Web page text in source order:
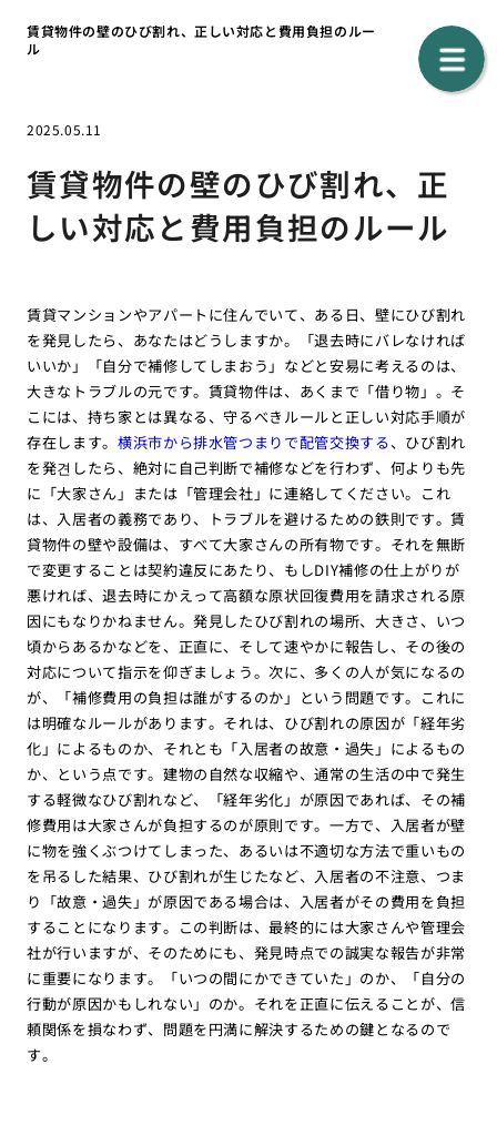
賃貸物件の壁のひび割れ、正しい対応と費用負担のルー
ル
2025.05.11
賃貸物件の壁のひび割れ、正
しい対応と費用負担のルール
賃貸マンションやアパートに住んでいて、ある日、壁にひび割れ
を発見したら、あなたはどうしますか。「退去時にバレなければ
いいか」「自分で補修してしまおう」などと安易に考えるのは、
大きなトラブルの元です。賃貸物件は、あくまで「借り物」。そ
こには、持ち家とは異なる、守るべきルールと正しい対応手順が
存在します。 横浜市から排水管つまりで配管交換する、ひび割れ
を発견したら、絶対に自己判断で補修などを行わず、何よりも先
に「大家さん」または「管理会社」に連絡してください。これ
は、入居者の義務であり、トラブルを避けるための鉄則です。賃
貸物件の壁や設備は、すべて大家さんの所有物です。それを無断
で変更することは契約違反にあたり、もしDIY補修の仕上がりが
悪ければ、退去時にかえって高額な原状回復費用を請求される原
因にもなりかねません。発見したひび割れの場所、大きさ、いつ
頃からあるかなどを、正直に、そして速やかに報告し、その後の
対応について指示を仰ぎましょう。次に、多くの人が気になるの
が、「補修費用の負担は誰がするのか」という問題です。これに
は明確なルールがあります。それは、ひび割れの原因が「経年劣
化」によるものか、それとも「入居者の故意・過失」によるもの
か、という点です。建物の自然な収縮や、通常の生活の中で発生
する軽微なひび割れなど、「経年劣化」が原因であれば、その補
修費用は大家さんが負担するのが原則です。一方で、入居者が壁
に物を強くぶつけてしまった、あるいは不適切な方法で重いもの
を吊るした結果、ひび割れが生じたなど、入居者の不注意、つま
り「故意・過失」が原因である場合は、入居者がその費用を負担
することになります。この判断は、最終的には大家さんや管理会
社が行いますが、そのためにも、発見時点での誠実な報告が非常
に重要になります。「いつの間にかできていた」のか、「自分の
行動が原因かもしれない」のか。それを正直に伝えることが、信
頼関係を損なわず、問題を円満に解決するための鍵となるので
す。